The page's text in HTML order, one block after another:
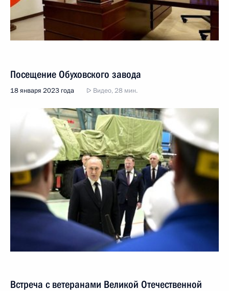
Посещение Обуховского завода
18 января 2023 года Видео, 28 мин.
Встреча с ветеранами Великой Отечественной